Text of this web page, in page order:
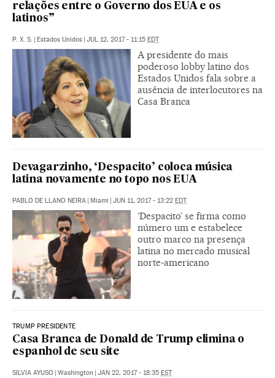
relações entre o Governo dos EUA e os
latinos”
P. X. S. | Estados Unidos | JUL 12, 2017 - 11:15 EDT
A presidente do mais
poderoso lobby latino dos
Estados Unidos fala sobre a
ausência de interlocutores na
Casa Branca
Devagarzinho, ‘Despacito’ coloca música
latina novamente no topo nos EUA
PABLO DE LLANO NEIRA | Miami | JUN 11, 2017 - 13:22 EDT
‘Despacito’ se firma como
número um e estabelece
outro marco na presença
latina no mercado musical
norte-americano
TRUMP PRESIDENTE
Casa Branca de Donald de Trump elimina o
espanhol de seu site
SILVIA AYUSO | Washington | JAN 22, 2017 - 18:35 EST